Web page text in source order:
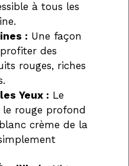
à tous les
: Une façon
des
rouges, riches
Yeux : Le
rouge profond
crème de la